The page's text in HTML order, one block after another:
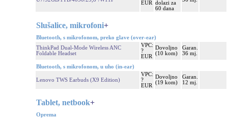
EUR
dolazi za
60 dana
Slušalice, mikrofoni+
Bluetooth, s mikrofonom, preko glave (over-ear)
ThinkPad Dual-Mode Wireless ANC
Foldable Headset
VPC:
?
EUR
Dovoljno
(10 kom)
Garan.
36 mj.
Bluetooth, s mikrofonom, u uho (in-ear)
Lenovo TWS Earbuds (X9 Edition)
VPC:
?
EUR
Dovoljno
(19 kom)
Garan.
12 mj.
Tablet, netbook+
Oprema